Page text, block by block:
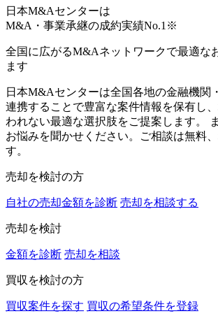
日本M&Aセンターは
M&A・事業承継の成約実績No.1 ※
全国に広がるM&Aネットワークで最適な
ます
日本M&Aセンターは全国各地の金融機関
連携することで豊富な案件情報を保有し
われない最適な選択肢をご提案します。 まずは無料相談で
お悩みを聞かせください。ご相談は無料
す。
売却を検討の方
自社の売却金額を診断 売却を相談する
売却を検討
金額を診断 売却を相談
買収を検討の方
買収案件を探す 買収の希望条件を登録